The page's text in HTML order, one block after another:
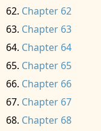
Chapter 62
Chapter 63
Chapter 64
Chapter 65
Chapter 66
Chapter 67
Chapter 68